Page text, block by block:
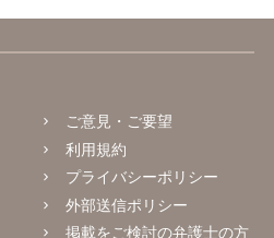
ご意見・ご要望
利用規約
プライバシーポリシー
外部送信ポリシー
掲載をご検討の弁護士の方